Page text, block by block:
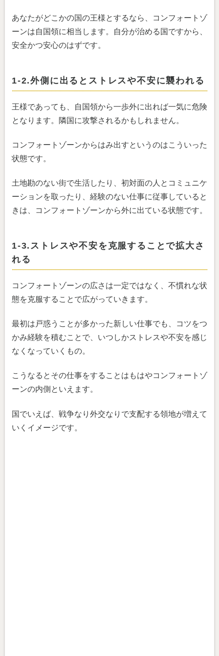
あなたがどこかの国の王様とするなら、コンフォートゾ
ーンは自国領に相当します。自分が治める国ですから、
安全かつ安心のはずです。
1-2.外側に出るとストレスや不安に襲われる
王様であっても、自国領から一歩外に出れば一気に危険
となります。隣国に攻撃されるかもしれません。
コンフォートゾーンからはみ出すというのはこういった
状態です。
土地勘のない街で生活したり、初対面の人とコミュニケ
ーションを取ったり、経験のない仕事に従事していると
きは、コンフォートゾーンから外に出ている状態です。
1-3.ストレスや不安を克服することで拡大さ
れる
コンフォートゾーンの広さは一定ではなく、不慣れな状
態を克服することで広がっていきます。
最初は戸惑うことが多かった新しい仕事でも、コツをつ
かみ経験を積むことで、いつしかストレスや不安を感じ
なくなっていくもの。
こうなるとその仕事をすることはもはやコンフォートゾ
ーンの内側といえます。
国でいえば、戦争なり外交なりで支配する領地が増えて
いくイメージです。